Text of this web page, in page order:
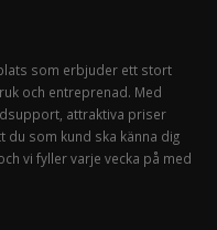
som erbjuder ett stort
och entreprenad. Med
attraktiva priser
som kund ska känna dig
vi fyller varje vecka på med